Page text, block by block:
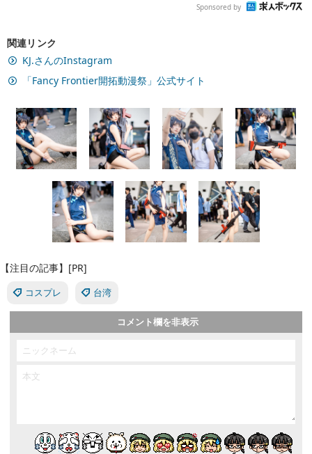
Sponsored by
関連リンク
KJ.さんのInstagram
「Fancy Frontier開拓動漫祭」公式サイト
【注目の記事】[PR]
コスプレ 台湾
コメント欄を非表示